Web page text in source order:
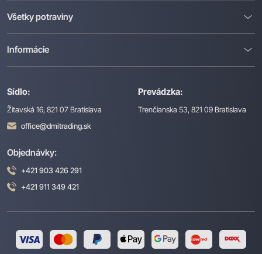
Sídlo:
Žitavská 16, 821 07 Bratislava
office@dmitrading.sk
Prevádzka:
Trenčianska 53, 821 09 Bratislava
Všetky potraviny
Informácie
Objednávky:
+421 903 426 291
+421 911 349 421